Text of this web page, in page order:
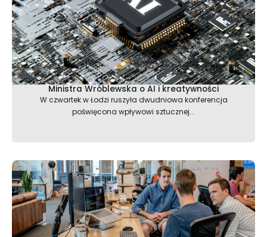
Ministra Wróblewska o AI i kreatywności
W czwartek w Łodzi ruszyła dwudniowa konferencja
poświęcona wpływowi sztucznej...